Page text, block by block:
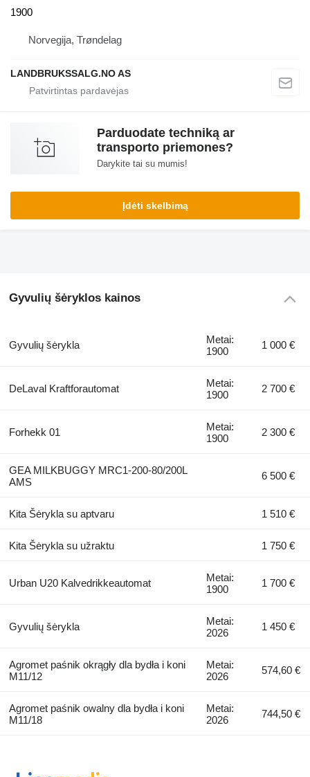
1900
Norvegija, Trøndelag
LANDBRUKSSALG.NO AS
Parduodate techniką ar
transporto priemones?
Darykite tai su mumis!
Įdėti skelbimą
Gyvulių šėryklos kainos
Gyvulių šėrykla
Metai:
1900
1 000 €
DeLaval Kraftforautomat
Metai:
1900
2 700 €
Forhekk 01
Metai:
1900
2 300 €
GEA MILKBUGGY MRC1-200-80/200L
AMS
6 500 €
Kita Šėrykla su aptvaru 1 510 €
Kita Šėrykla su užraktu 1 750 €
Urban U20 Kalvedrikkeautomat
Metai:
1900
1 700 €
Gyvulių šėrykla
Metai:
2026
1 450 €
Agromet paśnik okrągły dla bydła i koni
M11/12
Metai:
2026
574,60 €
Agromet paśnik owalny dla bydła i koni
M11/18
Metai:
2026
744,50 €